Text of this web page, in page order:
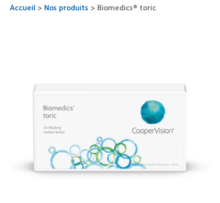
Accueil > Nos produits > Biomedics® toric